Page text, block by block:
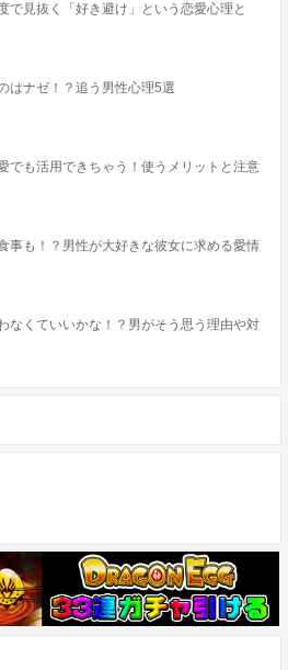
で見抜く「好き避け」という恋愛心理と
はナゼ！？追う男性心理5選
でも活用できちゃう！使うメリットと注意
事も！？男性が大好きな彼女に求める愛情
なくていいかな！？男がそう思う理由や対